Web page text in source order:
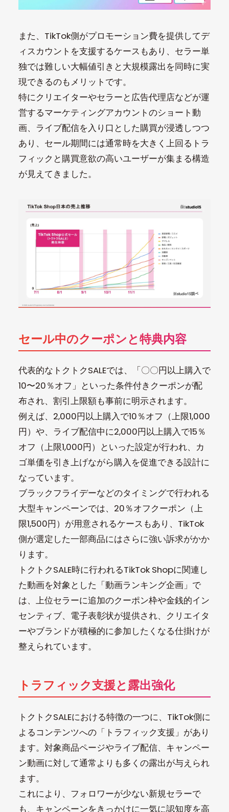
また、TikTok側がプロモーション費を提供してデ
ィスカウントを支援するケースもあり、セラー単
独では難しい大幅値引きと大規模露出を同時に実
現できるのもメリットです。
特にクリエイターやセラーと広告代理店などが運
営するマーケティングアカウントのショート動
画、ライブ配信を入り口とした購買が浸透しつつ
あり、セール期間には通常時を大きく上回るトラ
フィックと購買意欲の高いユーザーが集まる構造
が見えてきました。
セール中のクーポンと特典内容
代表的なトクトクSALEでは、「〇〇円以上購入で
10〜20％オフ」といった条件付きクーポンが配
布され、割引上限額も事前に明示されます。
例えば、2,000円以上購入で10％オフ（上限1,000
円）や、ライブ配信中に2,000円以上購入で15％
オフ（上限1,000円）といった設定が行われ、カ
ゴ単価を引き上げながら購入を促進できる設計に
なっています。
ブラックフライデーなどのタイミングで行われる
大型キャンペーンでは、20％オフクーポン（上
限1,500円）が用意されるケースもあり、TikTok
側が選定した一部商品にはさらに強い訴求がかか
ります。
トクトクSALE時に行われるTikTok Shopに関連し
た動画を対象とした「動画ランキング企画」で
は、上位セラーに追加のクーポン枠や金銭的イン
センティブ、電子表彰状が提供され、クリエイタ
ーやブランドが積極的に参加したくなる仕掛けが
整えられています。
トラフィック支援と露出強化
トクトクSALEにおける特徴の一つに、TikTok側に
よるコンテンツへの「トラフィック支援」があり
ます。対象商品ページやライブ配信、キャンペー
ン動画に対して通常よりも多くの露出が与えられ
ます。
これにより、フォロワーが少ない新規セラーで
も、キャンペーンをきっかけに一気に認知度を高